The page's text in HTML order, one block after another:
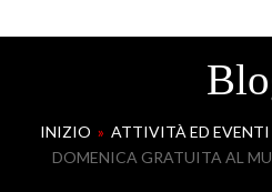
INIZIO » ATTIVITÀ ED EVENTI
DOMENICA GRATUITA AL